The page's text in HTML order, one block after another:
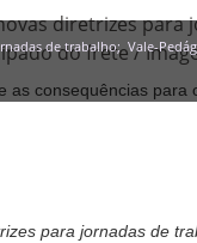
diretrizes
do frete /
de trabalho; Vale-
para jornadas de